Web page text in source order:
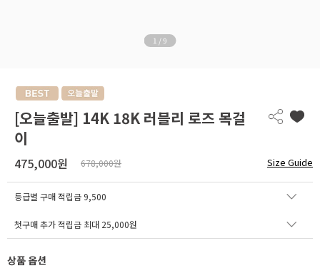
1 /9
[오늘출발] 14K 18K 러블리 로즈 목걸
이
475,000원 678,000원 Size Guide
등급별 구매 적립금 9,500
첫구매 추가 적립금 최대 25,000원
상품 옵션